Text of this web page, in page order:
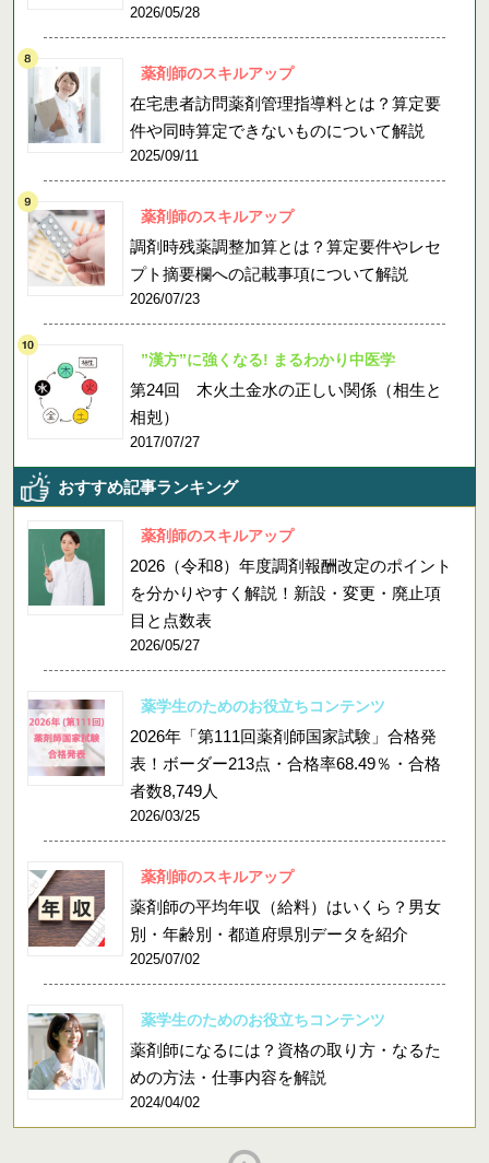
2026/05/28
薬剤師のスキルアップ
在宅患者訪問薬剤管理指導料とは？算定要
件や同時算定できないものについて解説
2025/09/11
薬剤師のスキルアップ
調剤時残薬調整加算とは？算定要件やレセ
プト摘要欄への記載事項について解説
2026/07/23
”漢方”に強くなる! まるわかり中医学
第24回 木火土金水の正しい関係（相生と
相剋）
2017/07/27
おすすめ記事ランキング
薬剤師のスキルアップ
2026（令和8）年度調剤報酬改定のポイント
を分かりやすく解説！新設・変更・廃止項
目と点数表
2026/05/27
薬学生のためのお役立ちコンテンツ
2026年「第111回薬剤師国家試験」合格発
表！ボーダー213点・合格率68.49％・合格
者数8,749人
2026/03/25
薬剤師のスキルアップ
薬剤師の平均年収（給料）はいくら？男女
別・年齢別・都道府県別データを紹介
2025/07/02
薬学生のためのお役立ちコンテンツ
薬剤師になるには？資格の取り方・なるた
めの方法・仕事内容を解説
2024/04/02